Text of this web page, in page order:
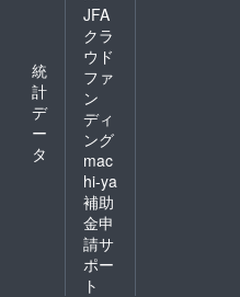
統
計
デ
ー
タ
JFA
クラ
ウド
ファ
ン
ディ
ング
mac
hi-ya
補助
金申
請サ
ポー
ト